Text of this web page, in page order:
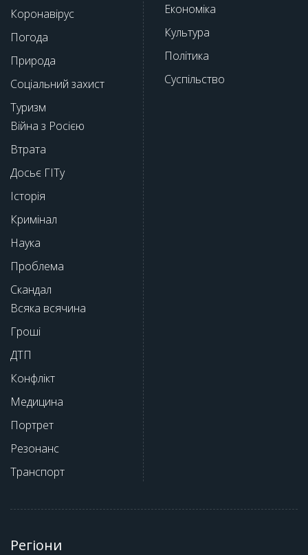
Коронавірус
Погода
Природа
Соціальний захист
Туризм
Війна з Росією
Втрата
Досьє ГІТу
Історія
Кримінал
Наука
Проблема
Скандал
Всяка всячина
Гроші
ДТП
Конфлікт
Медицина
Портрет
Резонанс
Транспорт
Економіка
Культура
Політика
Суспільство
Регіони